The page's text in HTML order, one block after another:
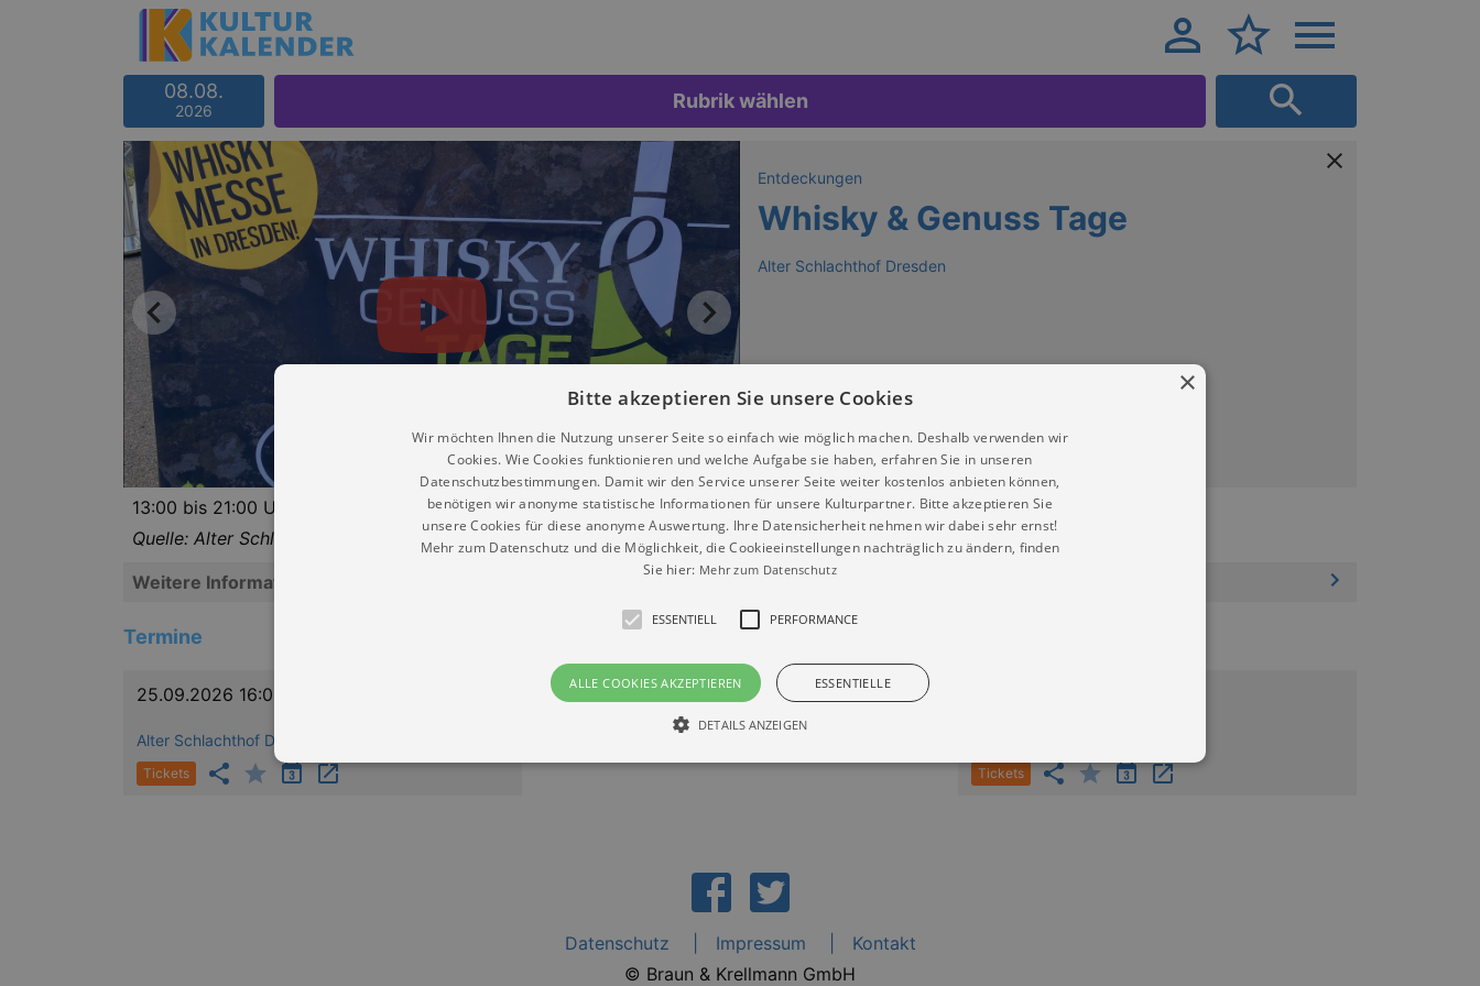
08.08.
2026 Rubrik wählen
Entdeckungen
Whisky & Genuss Tage
Alter Schlachthof Dresden
13:00 bis 21:00 Uhr
Quelle: Alter Schlachthof
Weitere Informationen
Termine
25.09.2026 16:00
Alter Schlachthof Dresden
Tickets Tickets
Datenschutz Impressum
Kontakt
© Braun & Krellmann GmbH
×
Bitte akzeptieren Sie unsere Cookies
Wir möchten Ihnen die Nutzung unserer Seite so einfach wie möglich machen. Deshalb verwenden wir
Cookies. Wie Cookies funktionieren und welche Aufgabe sie haben, erfahren Sie in unseren
Datenschutzbestimmungen. Damit wir den Service unserer Seite weiter kostenlos anbieten können,
benötigen wir anonyme statistische Informationen für unsere Kulturpartner. Bitte akzeptieren Sie
unsere Cookies für diese anonyme Auswertung. Ihre Datensicherheit nehmen wir dabei sehr ernst!
Mehr zum Datenschutz und die Möglichkeit, die Cookieeinstellungen nachträglich zu ändern, finden
Sie hier: Mehr zum Datenschutz
ESSENTIELL PERFORMANCE
ALLE COOKIES AKZEPTIEREN ESSENTIELLE
DETAILS ANZEIGEN
Beschreibung
29
days 7
hours
This cookie is used by Cookie-Script.com service to remember visitor cookie consent
preferences. It is necessary for Cookie-Script.com cookie banner to work properly.